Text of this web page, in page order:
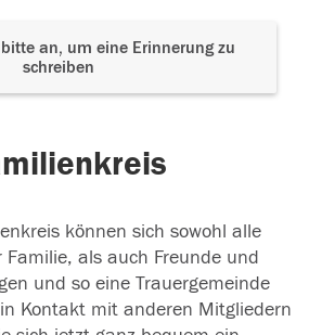
an, um eine Erinnerung zu
schreiben
können sich sowohl alle
Familie, als auch Freunde und
und so eine Trauergemeinde
Kontakt mit anderen Mitgliedern